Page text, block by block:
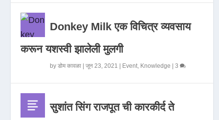
Donkey Milk एक विचित्र व्यवसाय
करून यशस्वी झालेली मुलगी
byडोम कावळा |जून 23, 2021 Event, Knowledge |3
सुशांत सिंग राजपूत ची कारकीर्द ते